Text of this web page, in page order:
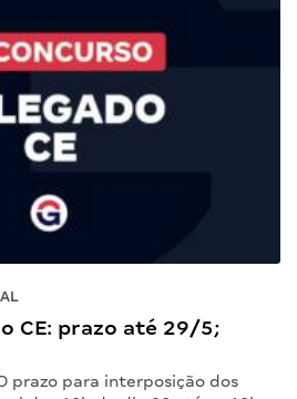
CE: prazo até 29/5;
prazo para interposição dos